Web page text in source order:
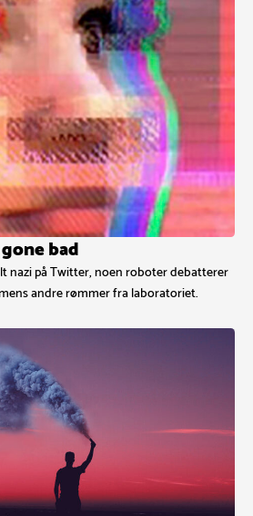
bad
nazi på Twitter, noen roboter debatterer
andre rømmer fra laboratoriet.